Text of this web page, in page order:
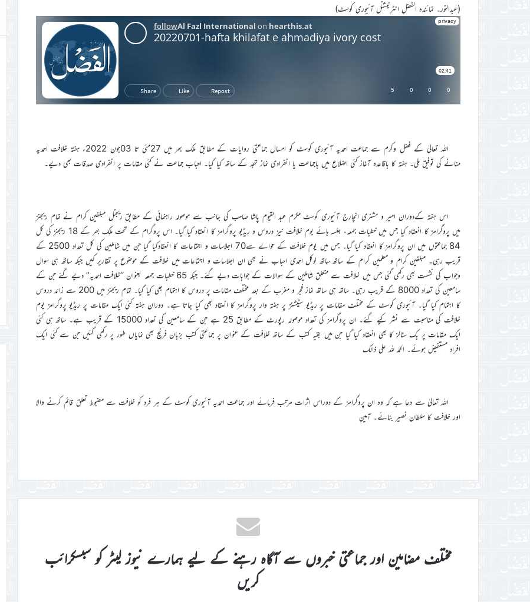
(عبدالنور۔ نمائندہ الفضل انٹرنیشنل آئیوری کوسٹ)
اللہ تعالیٰ کے فضل وکرم سے جماعت احمدیہ آئیوری کوسٹ کو امسال جماعتی روایات کے مطابق ملک بھر میں 27مئی تا 03جون 2022ء ہفتہ خلافت احمدیہ
منانے کی توفیق ملی۔ ہفتہ کا باقاعدہ آغاز کئی اضلاع میں باجماعت یا انفرادی نماز تہجد کے ساتھ کیا گیا۔ احباب جماعت نے کئی مقامات پر انفرادی صدقات بھی دیے۔
اس ہفتہ کےدوران امیر و مشنری انچارج آئیوری کوسٹ مکرم عبد القیوم پاشا صاحب کی جانب سے موصولہ راہنمائی کے مطابق ریجنل مبلغین کرام نے تمام ریجنز
میں پروگرامز کا انعقاد کیا جس میں خطبات جمعہ، جلسہ ہائے یوم خلافت نیز دروس و ریڈیو پروگرامز کا انعقاد کیا گیا۔ اس پروگرام کے تحت ملک بھر کے 18 ریجنز کی کل
84 جماعتوں میں ان پروگرامز کا انعقاد کیا گیا۔ جس میں یوم خلافت کے حوالے سے70 اجلاسات و اجتماعات کا انعقادکیا گیا جن میں شاملین کی کل تعداد 2500 کے
قریب رہی۔ مبلغین کرام و معلمین کرام کے ساتھ ساتھ لوکل احمدی احباب نے بھی ان اجلاسات و اجتماعات میں خلافت کے موضوع پر تقاریر کیں جبکہ ساتھ ہی سوال
وجواب کی نشست بھی رکھی گئی جس میں خلافت سے متعلق شاملین کے سوالات کے جوابات دیے گئے۔ جبکہ 65 خطبات جمعہ بعنوان ‘‘خلافت احمدیہ’’ دیے گئے جن کے
سامعین کی تعداد 8000 کے قریب رہی۔ ساتھ ہی ساتھ نماز فجر و مغرب کے بعد مختلف مقامات پر دروس کا اہتمام بھی کیا گیا۔ تمام ریجنز میں 200 سے زائد دروس
کا اہتمام کیا گیا۔ آئیوری کوسٹ کے مختلف مقامات پر ریڈیو سٹیشنز پر ہفتہ وار پروگرامز کا انعقاد بھی کیا جاتا ہے۔ دوران ہفتہ کئی ایک مقامات پر ریڈیو پروگرامز یوم
خلافت کی مناسبت سے نشر کیے گئے۔ ان پروگرامز کی تعداد موصولہ رپورٹ کے مطابق 25 ہے جن کے سامعین کی تعداد 15000 کے قریب ہے۔ ساتھ ہی کئی
ایک مقامات پر بک سٹالز کا بھی انعقاد کیا گیا جن میں بقیہ کتب کے ساتھ خلافت کے عنوان پر جماعتی کتب بزبان فرنچ بھی نمایاں طور پر رکھی گئیں جن سے کئی ایک
افراد مستفیض ہوئے۔ الحمد للہ علی ذالک
اللہ تعالیٰ سے دعا ہے کہ وہ ان پروگرامز کے دوراس اثرات مرتب فرمائے اور جماعت احمدیہ آئیوری کوسٹ کے ہر فرد کو خلافت سے مضبوط تعلق قائم کرنے والا
اور خلافت کا سلطان نصیر بنائے۔ آمین
مختلف مضامین اور جماعتی خبروں سے آگاہ رہنے کے لیے ہمارے نیوز لیٹر کو سبسکرائب
کریں